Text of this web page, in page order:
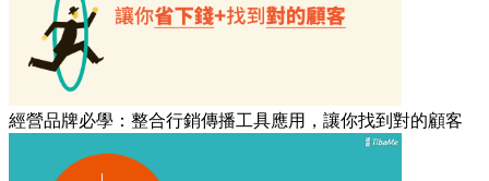
經營品牌必學：整合行銷傳播工具應用，讓你找到對的顧客